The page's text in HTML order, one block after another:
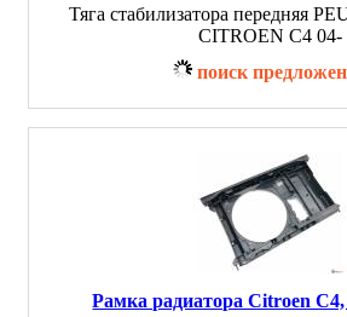
Тяга стабилизатора передняя
CITROEN C4 04-
поиск
Рамка радиатора Citroen C4,